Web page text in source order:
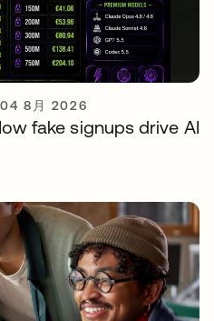
04 8月 2026
fake signups drive AI